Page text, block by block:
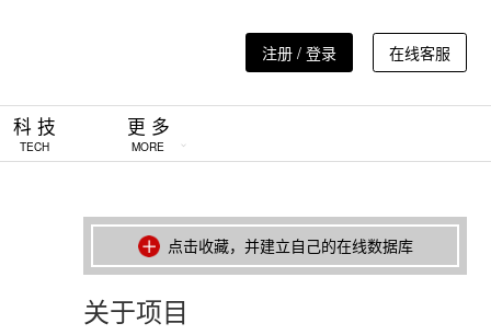
注册 / 登录 在线客服
科 技
TECH
更 多
MORE
点击收藏，并建立自己的在线数据库
关于项目